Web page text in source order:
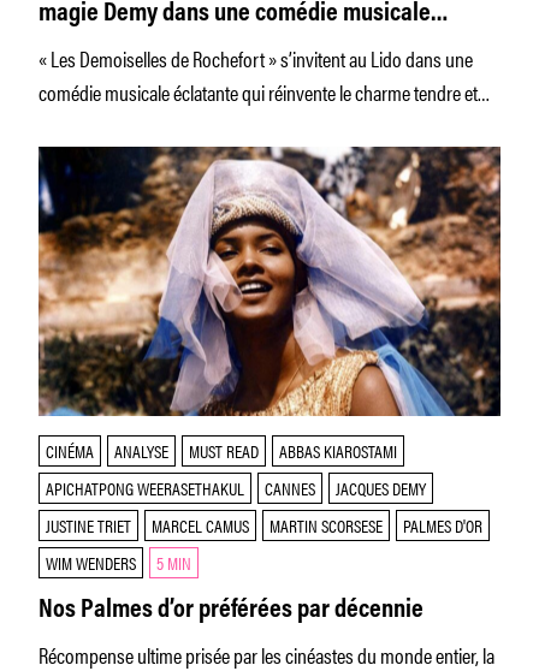
magie Demy dans une comédie musicale
féérique à Paris
« Les Demoiselles de Rochefort » s’invitent au Lido dans une
comédie musicale éclatante qui réinvente le charme tendre et
CINÉMA ANALYSE MUST READ
ABBAS KIAROSTAMI
APICHATPONG WEERASETHAKUL
CANNES
JACQUES DEMY
JUSTINE TRIET
MARCEL CAMUS MARTIN SCORSESE
PALMES D'OR
WIM WENDERS
5 MIN
Nos Palmes d’or préférées par décennie
Récompense ultime prisée par les cinéastes du monde entier, la